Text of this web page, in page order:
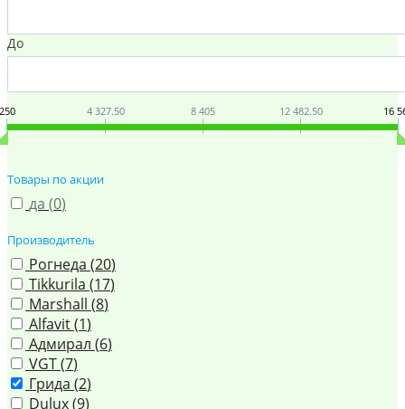
До
4 327.50 8 405 12 482.50 16
Товары по акции
да (0)
Производитель
Рогнеда (20)
Tikkurila (17)
Marshall (8)
Alfavit (1)
Адмирал (6)
VGT (7)
Грида (2)
Dulux (9)